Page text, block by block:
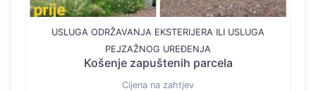
USLUGA ODRŽAVANJA EKSTERIJERA ILI USLUGA
PEJZAŽNOG UREĐENJA
Košenje zapuštenih parcela
Cijena na zahtjev